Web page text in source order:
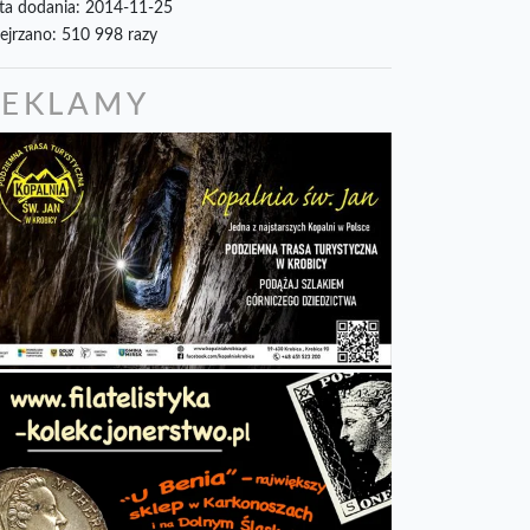
dodania: 2014-11-25
510 998 razy